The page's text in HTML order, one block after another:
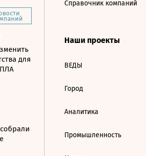
для
Справочник компаний
Наши проекты
ВЕДЫ
Город
Аналитика
Промышленность